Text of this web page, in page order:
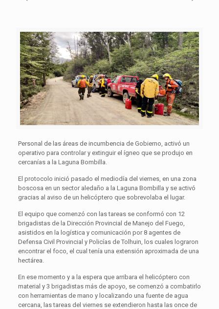
Personal de las áreas de incumbencia de Gobierno, activó un
operativo para controlar y extinguir el ígneo que se produjo en
cercanías a la Laguna Bombilla.
El protocolo inició pasado el mediodía del viernes, en una zona
boscosa en un sector aledaño a la Laguna Bombilla y se activó
gracias al aviso de un helicóptero que sobrevolaba el lugar.
El equipo que comenzó con las tareas se conformó con 12
brigadistas de la Dirección Provincial de Manejo del Fuego,
asistidos en la logística y comunicación por 8 agentes de
Defensa Civil Provincial y Policías de Tolhuin, los cuales lograron
encontrar el foco, el cual tenía una extensión aproximada de una
hectárea.
En ese momento y a la espera que arribara el helicóptero con
material y 3 brigadistas más de apoyo, se comenzó a combatirlo
con herramientas de mano y localizando una fuente de agua
cercana, las tareas del viernes se extendieron hasta las once de